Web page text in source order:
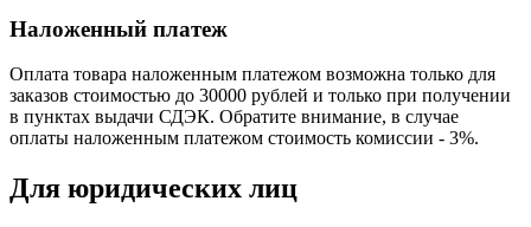
Наложенный платеж
Оплата товара наложенным платежом возможна только для
заказов стоимостью до 30000 рублей и только при получении
в пунктах выдачи СДЭК. Обратите внимание, в случае
оплаты наложенным платежом стоимость комиссии - 3%.
Для юридических лиц